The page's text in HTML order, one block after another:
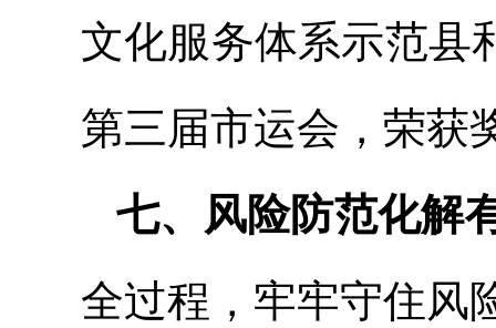
文化服务体系示范县
第三届市运会，荣获
七、风险防范化解
全过程，牢牢守住风